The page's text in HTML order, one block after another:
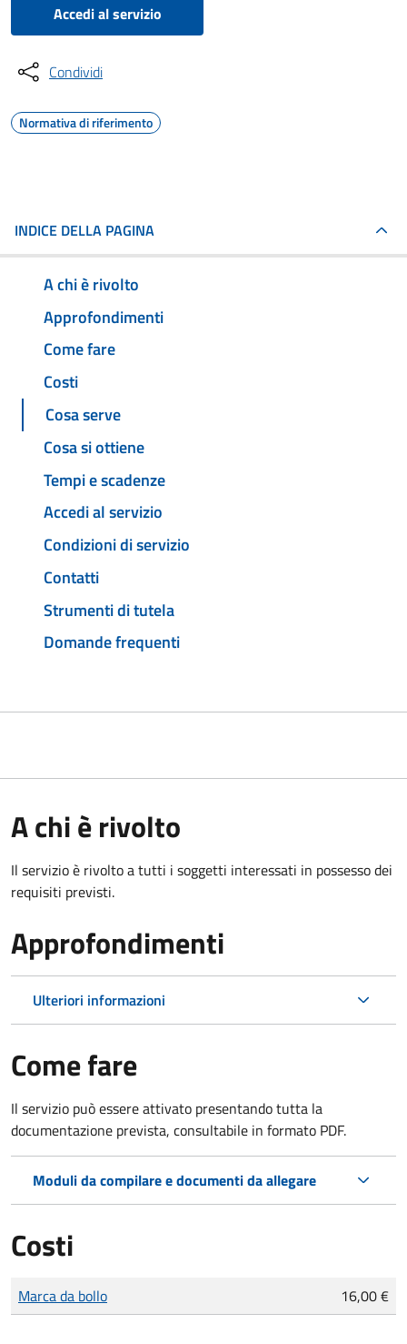
Accedi al servizio
Condividi
Normativa di riferimento
INDICE DELLA PAGINA
A chi è rivolto
Approfondimenti
Come fare
Costi
Cosa serve
Cosa si ottiene
Tempi e scadenze
Accedi al servizio
Condizioni di servizio
Contatti
Strumenti di tutela
Domande frequenti
A chi è rivolto
Il servizio è rivolto a tutti i soggetti interessati in possesso dei
requisiti previsti.
Approfondimenti
Ulteriori informazioni
Come fare
Il servizio può essere attivato presentando tutta la
documentazione prevista, consultabile in formato PDF.
Moduli da compilare e documenti da allegare
Costi
Tipo di pagamento
Importo
Marca da bollo 16,00 €